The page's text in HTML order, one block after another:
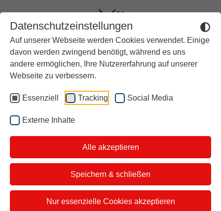
Datenschutzeinstellungen
Auf unserer Webseite werden Cookies verwendet. Einige
davon werden zwingend benötigt, während es uns
andere ermöglichen, Ihre Nutzererfahrung auf unserer
Webseite zu verbessern.
Essenziell Tracking Social Media
Externe Inhalte
Alle akzeptieren
Speichern & schließen
Nur essenzielle Cookies akzeptieren
Wie ein deutscher Arzt
Verbrennungsopfer in
Nepal rettet
Dr. Andreas Settje ist
Facharzt für plastische und
ästhetische Chirurgie. Er
hat es sich zur Aufgabe
Aktuell
Rückblick
Über stern TV
Der Moderator
i&u Studios